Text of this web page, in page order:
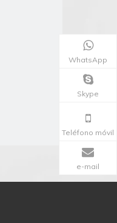
WhatsApp
Skype
Teléfono móvil
e-mail